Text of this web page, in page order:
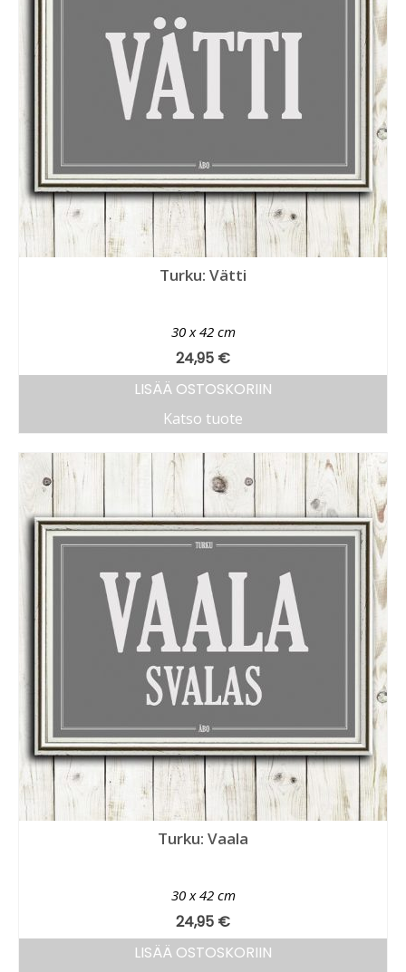
Turku: Vätti
30 x 42 cm
24,95 €
LISÄÄ OSTOSKORIIN
Katso tuote
Turku: Vaala
30 x 42 cm
24,95 €
LISÄÄ OSTOSKORIIN